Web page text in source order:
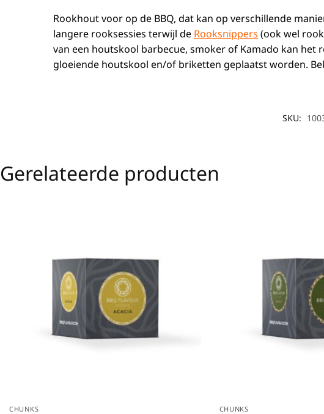
Rookhout voor op de BBQ, dat kan op verschillende
langere rooksessies terwijl de Rooksnippers (ook wel
van een houtskool barbecue, smoker of Kamado kan
gloeiende houtskool en/of briketten geplaatst worden.
SKU:
Gerelateerde producten
CHUNKS CHUNKS